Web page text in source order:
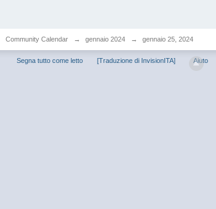
Community Calendar → gennaio 2024 → gennaio 25, 2024
Segna tutto come letto [Traduzione di InvisionITA] Aiuto